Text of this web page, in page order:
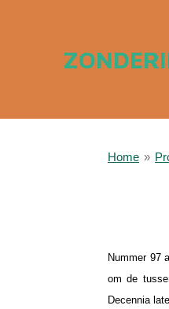
Home »
Nummer 97
om de
Decennia